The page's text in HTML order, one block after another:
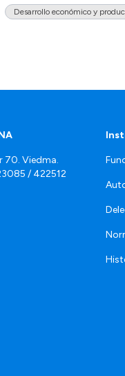
Desarrollo económico y
70. Viedma.
/ 422512